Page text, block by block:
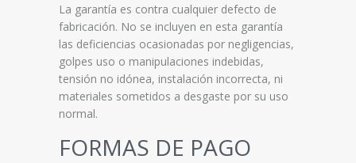
La garantía es contra cualquier defecto de
fabricación. No se incluyen en esta garantía
las deficiencias ocasionadas por negligencias,
golpes uso o manipulaciones indebidas,
tensión no idónea, instalación incorrecta, ni
materiales sometidos a desgaste por su uso
normal.
FORMAS DE PAGO